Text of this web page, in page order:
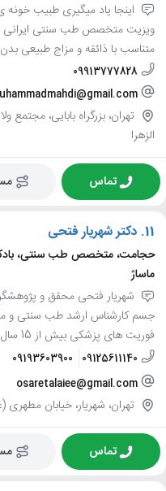
اینجا یاد میگیری طبیب
ویزیت متخصص طب سنتی ایرانی
متناسب با ذائقه و مزاج طبیعی
09913777828
تهران، بزرگراه بابایی،
الزهرا
تماس
11. دکتر شهریار فتحی
حجامت، متخصص طب سنتی،
ماساژ
شهریار فتحی محقق و
جسم کارشناس ارشد طب سنتی و
فوریت های پزشکی بیش از 15 سال فعالیت د...
09125611140
09193603900
osaretalaiee@gmail.com
تهران، شهریار، خیابان مطهری
تماس